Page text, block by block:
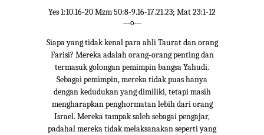
Yes 1:10.16-20 Mzm 50:8-9.16-17.21.23; Mat 23:1-12
---o---
Siapa yang tidak kenal para ahli Taurat dan orang
Farisi? Mereka adalah orang-orang penting dan
termasuk golongan pemimpin bangsa Yahudi.
Sebagai pemimpin, mereka tidak puas hanya
dengan kedudukan yang dimiliki, tetapi masih
mengharapkan penghormatan lebih dari orang
Israel. Mereka tampak saleh sebagai pengajar,
padahal mereka tidak melaksanakan seperti yang